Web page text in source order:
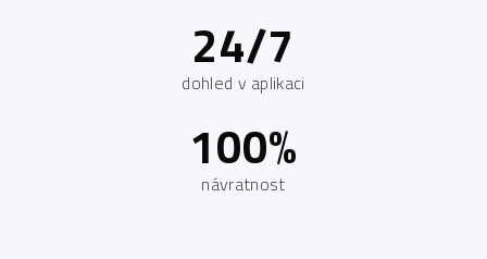
24/7
dohled v aplikaci
100%
návratnost